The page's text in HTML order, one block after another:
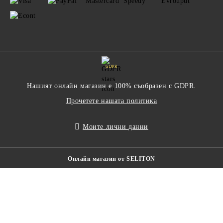
GDPR
Нашият онлайн магазин е 100% съобразен с GDPR.
Прочетете нашата политика
Моите лични данни
Онлайн магазин от SELITON